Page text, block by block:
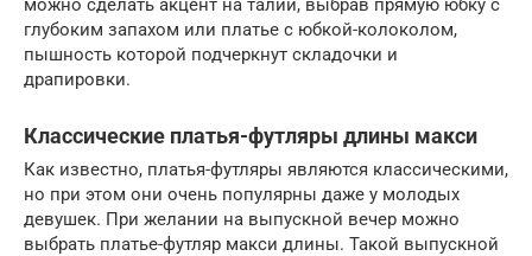
можно сделать акцент на талии, выбрав прямую юбку с
глубоким запахом или платье с юбкой-колоколом,
пышность которой подчеркнут складочки и
драпировки.
Классические платья-футляры длины макси
Как известно, платья-футляры являются классическими,
но при этом они очень популярны даже у молодых
девушек. При желании на выпускной вечер можно
выбрать платье-футляр макси длины. Такой выпускной